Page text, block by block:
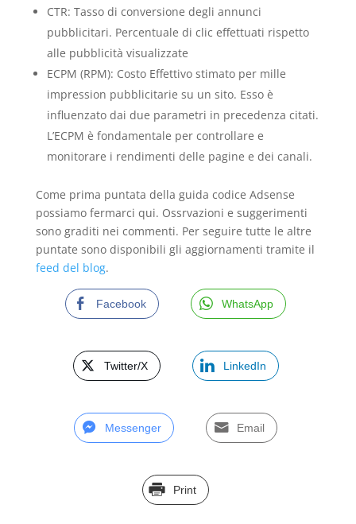
CTR: Tasso di conversione degli annunci
pubblicitari. Percentuale di clic effettuati rispetto
alle pubblicità visualizzate
ECPM (RPM): Costo Effettivo stimato per mille
impression pubblicitarie su un sito. Esso è
influenzato dai due parametri in precedenza citati.
L’ECPM è fondamentale per controllare e
monitorare i rendimenti delle pagine e dei canali.
Come prima puntata della guida codice Adsense
possiamo fermarci qui. Ossrvazioni e suggerimenti
sono graditi nei commenti. Per seguire tutte le altre
puntate sono disponibili gli aggiornamenti tramite il
feed del blog.
Facebook WhatsApp
Twitter/X LinkedIn
Messenger Email
Print